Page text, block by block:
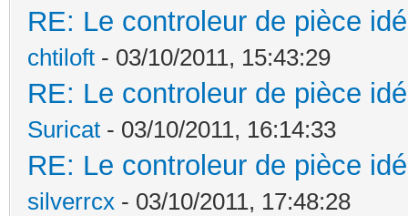
RE: Le controleur de pièce
chtiloft - 03/10/2011, 15:43:29
RE: Le controleur de pièce
Suricat - 03/10/2011, 16:14:33
RE: Le controleur de pièce
silverrcx - 03/10/2011, 17:48:28